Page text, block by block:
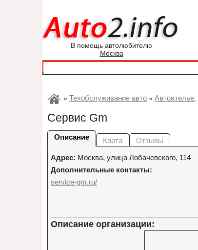
В помощь автолюбителю
Москва
» Техобслуживание авто » Автоателье,
Сервис Gm
Описание Карта Отзывы
Адрес: Москва, улица Лобачевского, 114
Дополнительные контакты:
service-gm.ru/
Описание организации: